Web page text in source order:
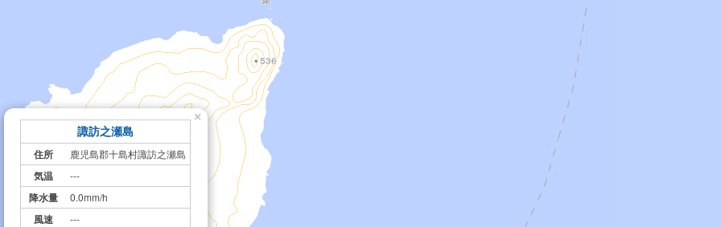
×
諏訪之瀬島
住所 鹿児島郡十島村諏訪之瀬島
気温 ---
降水量 0.0mm/h
風速 ---